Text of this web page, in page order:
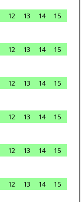
12 13 14
15
12 13 14
15
12 13 14
15
12 13 14
15
12 13 14
15
12 13 14
15